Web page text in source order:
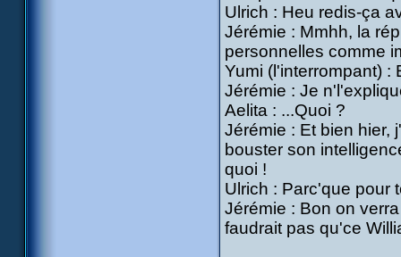
Ulrich : Heu redis-ça
Jérémie : Mmhh, la
personnelles comme
Yumi (l'interrompant) :
Jérémie : Je
Aelita : ...Quoi ?
Jérémie : Et bien hier,
bouster son
quoi !
Ulrich : Parc'que pour
Jérémie : Bon on
faudrait pas qu'ce